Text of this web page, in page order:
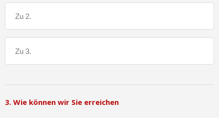
3. Wie können wir Sie erreichen